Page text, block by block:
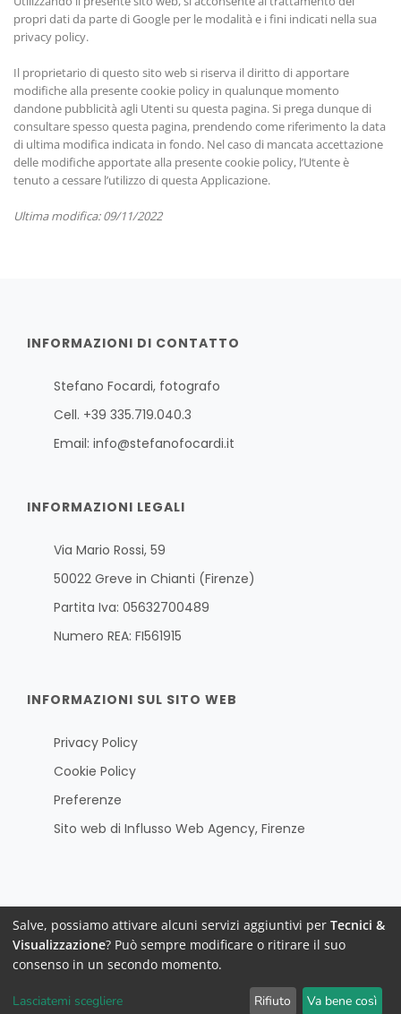
propri dati da parte di Google per le modalità e i fini indicati nella sua
privacy policy.
Il proprietario di questo sito web si riserva il diritto di apportare
modifiche alla presente cookie policy in qualunque momento
dandone pubblicità agli Utenti su questa pagina. Si prega dunque di
consultare spesso questa pagina, prendendo come riferimento la data
di ultima modifica indicata in fondo. Nel caso di mancata accettazione
delle modifiche apportate alla presente cookie policy, l’Utente è
tenuto a cessare l’utilizzo di questa Applicazione.
Ultima modifica: 09/11/2022
INFORMAZIONI DI CONTATTO
Stefano Focardi, fotografo
Cell. +39 335.719.040.3
Email: info@stefanofocardi.it
INFORMAZIONI LEGALI
Via Mario Rossi, 59
50022 Greve in Chianti (Firenze)
Partita Iva: 05632700489
Numero REA: FI561915
INFORMAZIONI SUL SITO WEB
Privacy Policy
Cookie Policy
Preferenze
Sito web di Influsso Web Agency, Firenze
Tutte le foto presenti nel sito sono coperte da copright © e
non ne sono consentiti riproduzione ed utilizzo.
Salve, possiamo attivare alcuni servizi aggiuntivi per Tecnici &
Visualizzazione? Può sempre modificare o ritirare il suo
consenso in un secondo momento.
Lasciatemi scegliere Rifiuto Va bene così